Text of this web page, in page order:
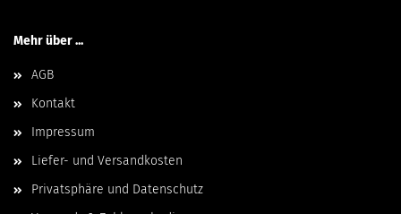
Mehr über ...
AGB
Kontakt
Impressum
Liefer- und Versandkosten
Privatsphäre und Datenschutz